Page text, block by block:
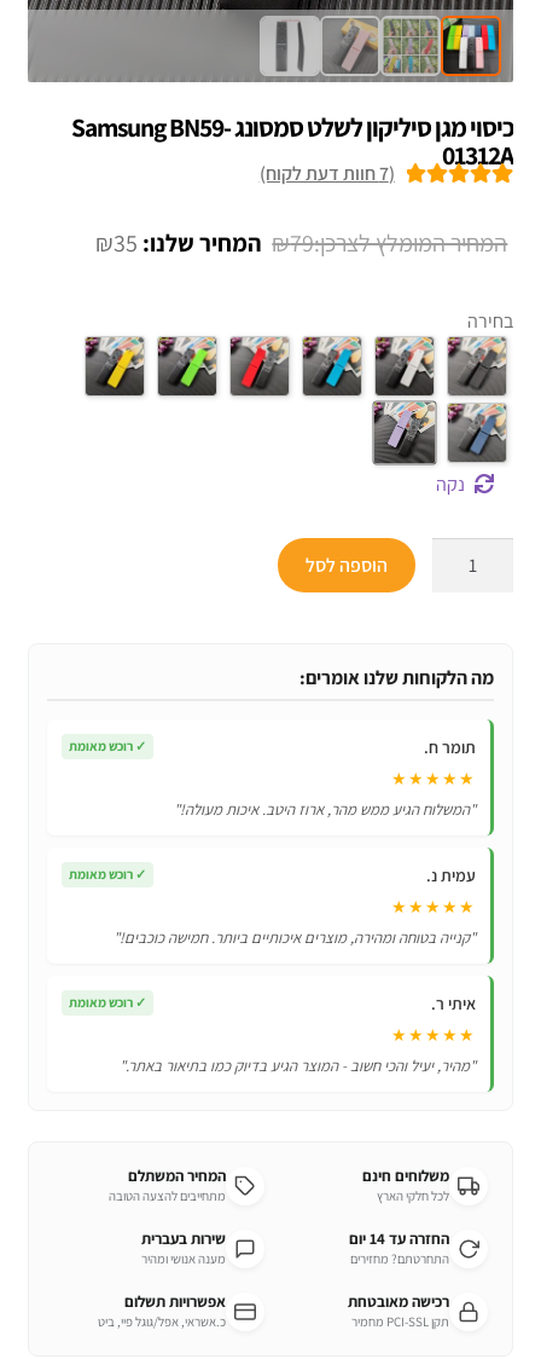
כיסוי מגן סיליקון לשלט סמסונג Samsung BN59-
01312A
(
7חוות דעת לקוח)
₪79
המחיר
₪79.
₪35 המחיר
₪35.
בחירה
נקה
סיליקון
סמסונג
01312A
הוספה לסל
מה הלקוחות שלנו אומרים:
תומר ח. ✓ רוכש מאומת
★★★★★
"המשלוח הגיע ממש מהר, ארוז היטב. איכות מעולה!"
עמית נ. ✓ רוכש מאומת
★★★★★
"קנייה בטוחה ומהירה, מוצרים איכותיים ביותר. חמישה כוכבים!"
איתי ר. ✓ רוכש מאומת
★★★★★
"מהיר, יעיל והכי חשוב - המוצר הגיע בדיוק כמו בתיאור באתר."
משלוחים חינם
לכל חלקי הארץ
המחיר המשתלם
מתחייבים להצעה הטובה
החזרה עד 14 יום
התחרטתם? מחזירים
שירות בעברית
מענה אנושי ומהיר
רכישה מאובטחת
תקן PCI-SSL מחמיר
אפשרויות תשלום
כ.אשראי, אפל/גוגל פיי, ביט